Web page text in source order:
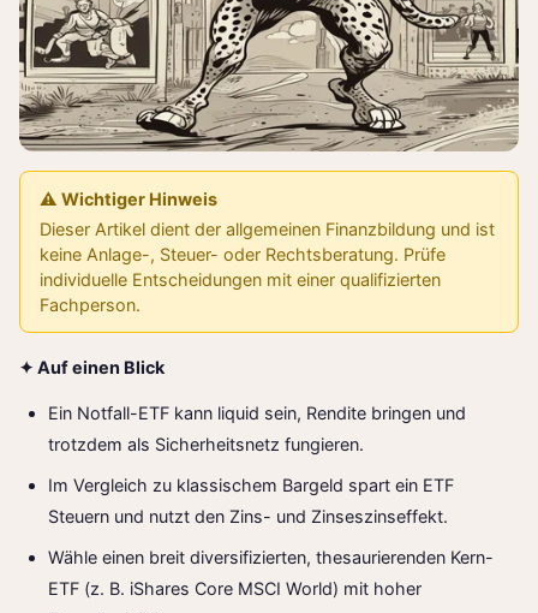
⚠️ Wichtiger Hinweis
Dieser Artikel dient der allgemeinen Finanzbildung und ist
keine Anlage-, Steuer- oder Rechtsberatung. Prüfe
individuelle Entscheidungen mit einer qualifizierten
Fachperson.
✦ Auf einen Blick
Ein Notfall-ETF kann liquid sein, Rendite bringen und
trotzdem als Sicherheitsnetz fungieren.
Im Vergleich zu klassischem Bargeld spart ein ETF
Steuern und nutzt den Zins- und Zinseszinseffekt.
Wähle einen breit diversifizierten, thesaurierenden Kern-
ETF (z. B. iShares Core MSCI World) mit hoher